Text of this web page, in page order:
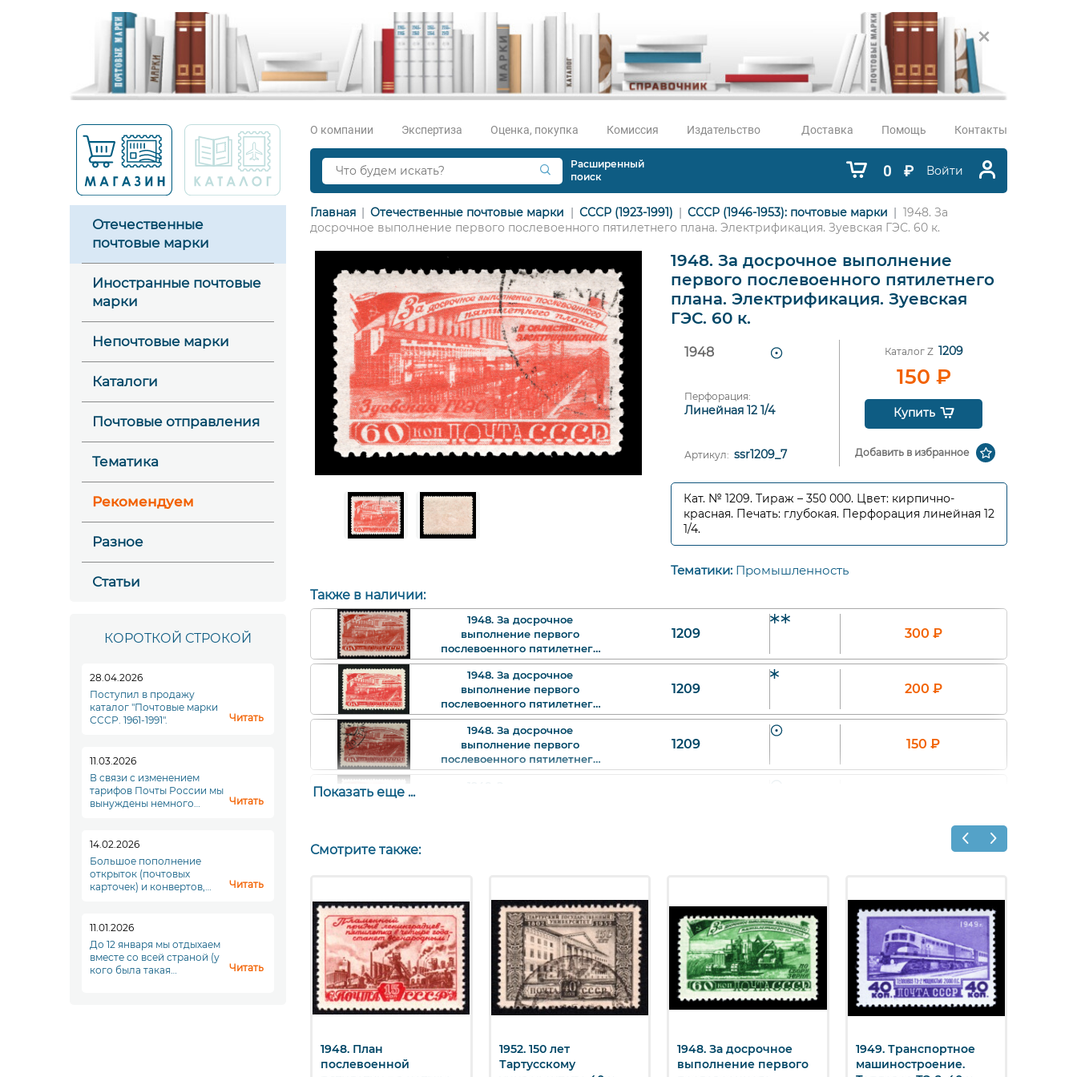
О компании Экспертиза Оценка, покупка Комиссия Издательство Доставка Помощь Контакты
Расширенный
поиск
0 ₽ Войти
Отечественные
почтовые марки
Иностранные почтовые
марки
Непочтовые марки
Каталоги
Почтовые отправления
Тематика
Рекомендуем
Разное
Статьи
КОРОТКОЙ СТРОКОЙ
28.04.2026
Поступил в продажу
каталог "Почтовые марки
СССР. 1961-1991".
Читать
11.03.2026
В связи с изменением
тарифов Почты России мы
вынуждены немного
делать...
Читать
14.02.2026
Большое пополнение
открыток (почтовых
карточек) и конвертов,
Читать
11.01.2026
До 12 января мы отдыхаем
вместе со всей страной (у
кого была такая
Читать
Главная Отечественные почтовые марки СССР (1923-1991) СССР (1946-1953): почтовые марки
1948. За
досрочное выполнение первого послевоенного пятилетнего плана. Электрификация. Зуевская ГЭС. 60 к.
1948. За досрочное выполнение
первого послевоенного пятилетнего
плана. Электрификация. Зуевская
ГЭС. 60 к.
1948
Перфорация:
Линейная 12 1/4
Артикул: ssr1209_7
Каталог Z 1209
150 ₽
Купить
Добавить в избранное
Кат. № 1209. Тираж – 350 000. Цвет: кирпично-
красная. Печать: глубокая. Перфорация линейная 12
1/4.
Тематики: Промышленность
Также в наличии:
1948. За досрочное
выполнение первого
послевоенного пятилетнего
плана. Электрификация.
Зуевская ГЭС. 60 к. Арт.
ssr1209_1.
1209 300 ₽
1948. За досрочное
выполнение первого
послевоенного пятилетнего
плана. Электрификация.
Зуевская ГЭС. 60 к. Арт.
ssr1209_2.
1209 200 ₽
1948. За досрочное
выполнение первого
послевоенного пятилетнего
плана. Электрификация.
1209 150 ₽
Зуевская ГЭС. 60 к. Арт.
ssr1209Kv_1.
Показать еще ...
Смотрите также:
Быстрый просмотр
1948. План
послевоенной
Быстрый просмотр
1952. 150 лет
Тартусскому
Быстрый просмотр
1948. За досрочное
выполнение первого
Быстрый просмотр
1949. Транспортное
машиностроение.